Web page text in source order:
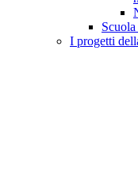
I progetti